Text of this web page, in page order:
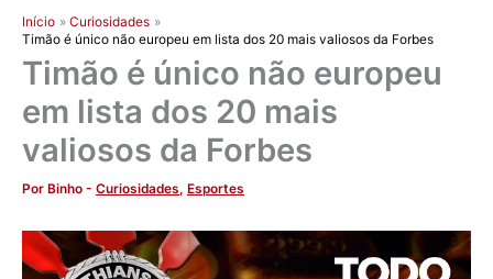
Início
Curiosidades
Timão é único não europeu em lista dos 20 mais valiosos da Forbes
Timão é único não europeu
em lista dos 20 mais
valiosos da Forbes
Por Binho - Curiosidades, Esportes